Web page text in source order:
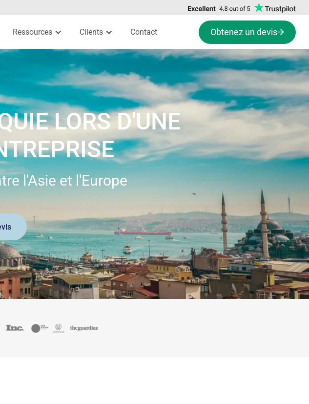
Ressources Clients Contact Obtenez un devis
LORS D'UNE
l'Asie et l'Europe